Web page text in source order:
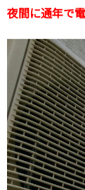
夜間に通年で